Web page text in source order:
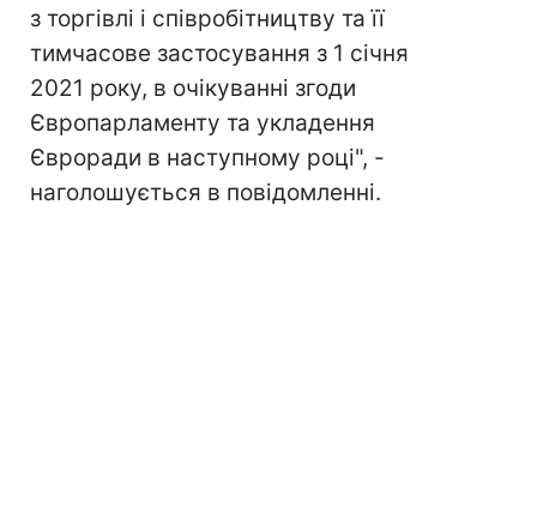
з торгівлі і співробітництву та її
тимчасове застосування з 1 січня
2021 року, в очікуванні згоди
Європарламенту та укладення
Євроради в наступному році", -
наголошується в повідомленні.